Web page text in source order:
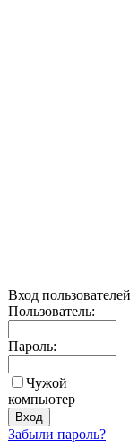
Вход пользователей
Пользователь:
Пароль:
Чужой
компьютер
Забыли пароль?